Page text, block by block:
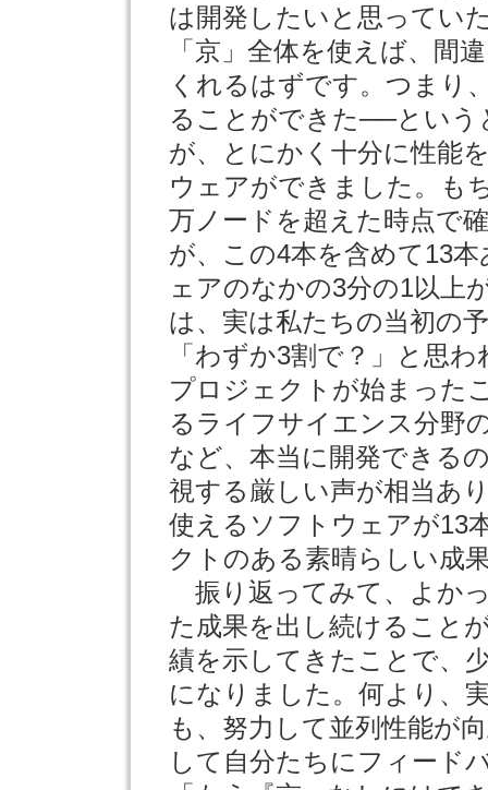
は開発したいと思ってい
「京」全体を使えば、間
くれるはずです。つまり
ることができた──という
が、とにかく十分に性能
ウェアができました。も
万ノードを超えた時点で
が、この4本を含めて13
ェアのなかの3分の1以上
は、実は私たちの当初の
「わずか3割で？」と思
プロジェクトが始まった
るライフサイエンス分野
など、本当に開発できる
視する厳しい声が相当あ
使えるソフトウェアが13
クトのある素晴らしい成
振り返ってみて、よか
た成果を出し続けること
績を示してきたことで、
になりました。何より、
も、努力して並列性能が
して自分たちにフィード